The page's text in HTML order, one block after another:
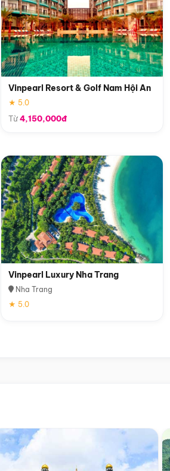
Vinpearl Resort & Golf Nam Hội An
★ 5.0
Từ4,150,000đ
Vinpearl Luxury Nha Trang
Nha Trang
★ 5.0